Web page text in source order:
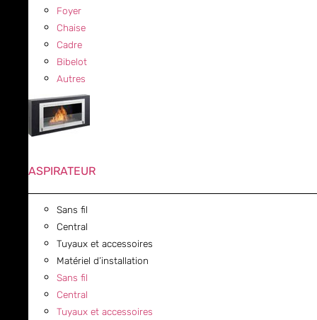
Foyer
Chaise
Cadre
Bibelot
Autres
ASPIRATEUR
Sans fil
Central
Tuyaux et accessoires
Matériel d’installation
Sans fil
Central
Tuyaux et accessoires